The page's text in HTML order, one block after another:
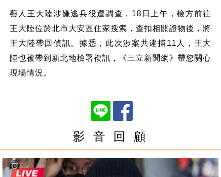
藝人王大陸涉嫌逃兵役遭調查，18日上午，檢方前往
王大陸位於北市大安區住家搜索，查扣相關證物後，將
王大陸帶回偵訊。據悉，此次涉案共逮捕11人，王大
陸也被帶到新北地檢署複訊，《三立新聞網》帶您關心
現場情況。
影 音 回 顧